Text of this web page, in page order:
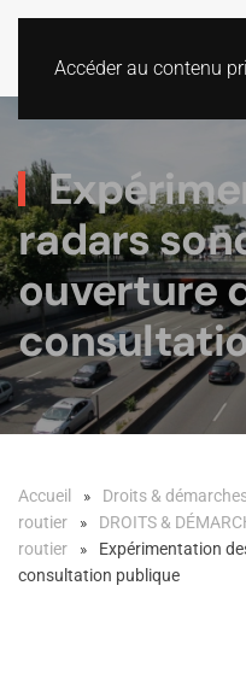
Accéder au contenu
radars
ouverture
Accueil Droits &
routier
DROITS &
routier
Expérimentation
consultation publique